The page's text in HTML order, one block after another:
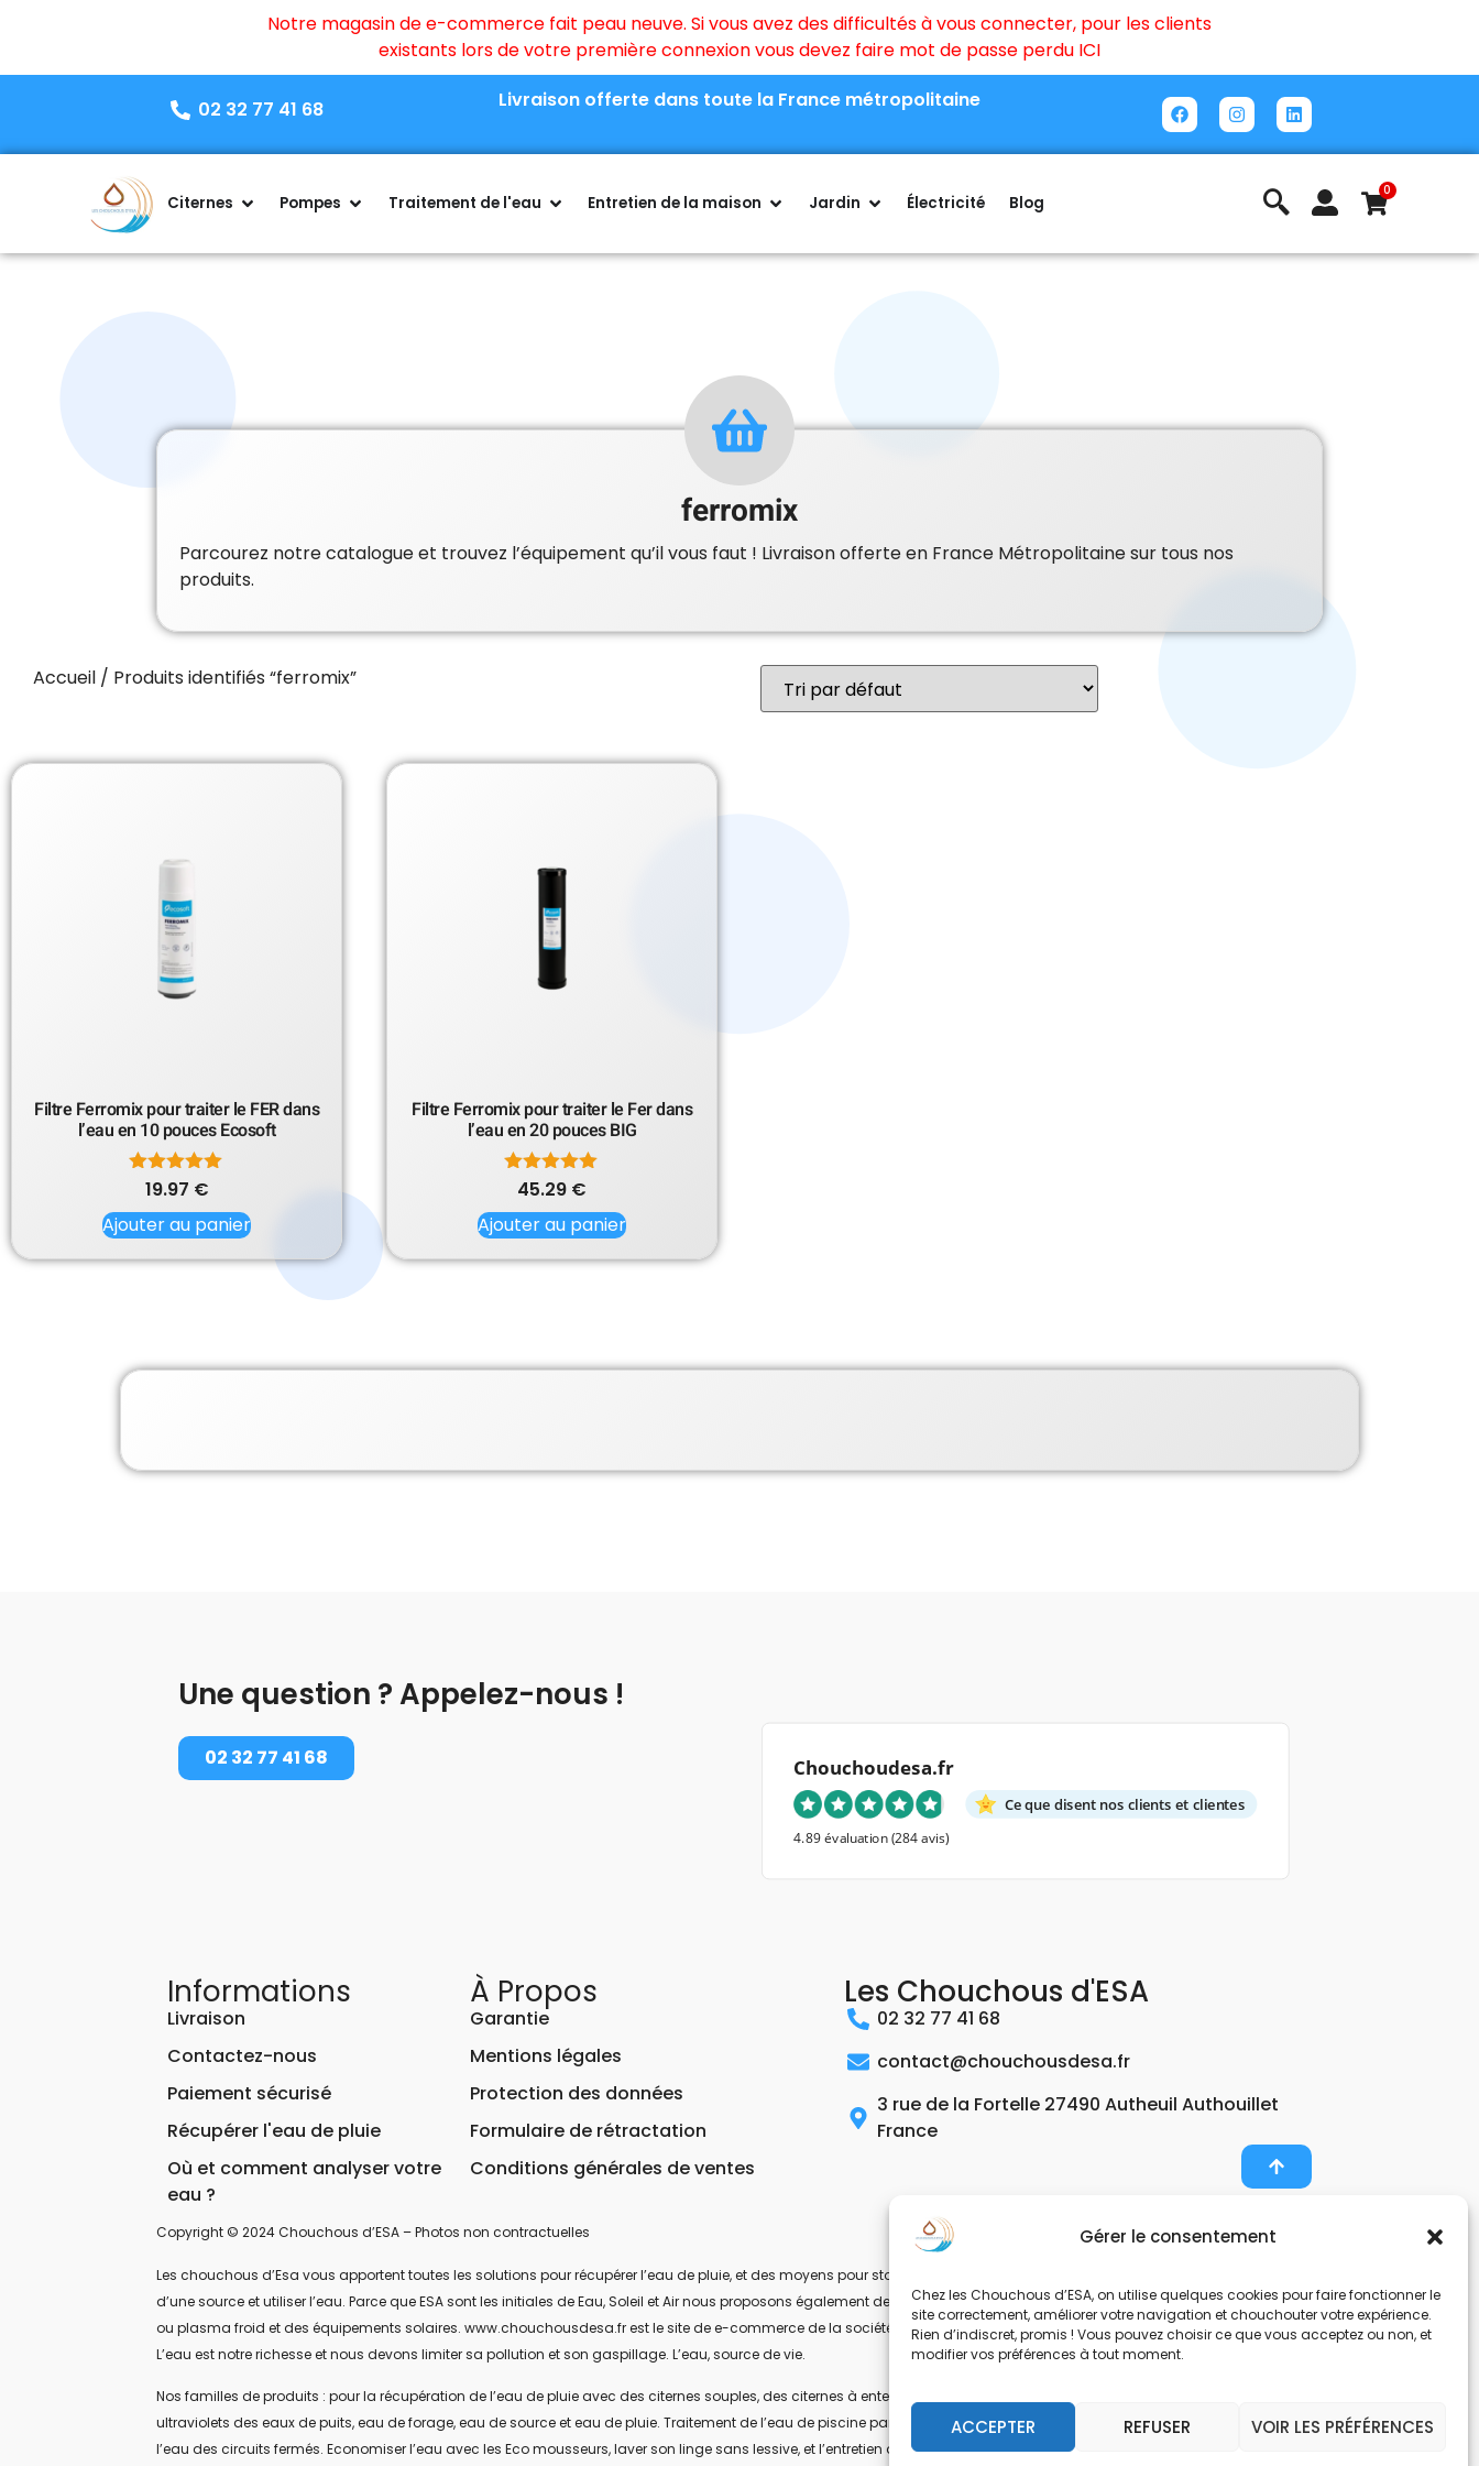
Gérer le consentement
Chez les Chouchous d’ESA, on utilise quelques cookies pour faire fonctionner le
site correctement, améliorer votre navigation et chouchouter votre expérience.
Rien d’indiscret, promis ! Vous pouvez choisir ce que vous acceptez ou non, et
modifier vos préférences à tout moment.
ACCEPTER REFUSER VOIR LES PRÉFÉRENCES
Notre magasin de e-commerce fait peau neuve. Si vous avez des difficultés à vous connecter, pour les clients
existants lors de votre première connexion vous devez faire mot de passe perdu ICI
02 32 77 41 68 Livraison offerte dans toute la France métropolitaine
Citernes Pompes Traitement de l'eau Entretien de la maison Jardin Électricité Blog
0
ferromix
Parcourez notre catalogue et trouvez l’équipement qu’il vous faut ! Livraison offerte en France Métropolitaine sur tous nos
produits.
Accueil / Produits identifiés “ferromix”
Filtre Ferromix pour traiter le FER dans
l’eau en 10 pouces Ecosoft
Note
sur 5
19.97 €
Ajouter au panier
Filtre Ferromix pour traiter le Fer dans
l’eau en 20 pouces BIG
Note
sur 5
45.29 €
Ajouter au panier
Une question ? Appelez-nous !
02 32 77 41 68 Chouchoudesa.fr
Ce que disent nos clients et clientes
4.89 évaluation(284 avis)
Informations
Livraison
Contactez-nous
Paiement sécurisé
Récupérer l'eau de pluie
Où et comment analyser votre
eau ?
À Propos
Garantie
Mentions légales
Protection des données
Formulaire de rétractation
Conditions générales de ventes
Les Chouchous d'ESA
02 32 77 41 68
contact@chouchousdesa.fr
3 rue de la Fortelle 27490 Autheuil Authouillet
France
Copyright © 2024 Chouchous d’ESA – Photos non contractuelles
Les chouchous d’Esa vous apportent toutes les solutions pour récupérer l’eau de pluie, et des moyens pour stocker, filtrer, traiter et potabiliser l’eau d’un forage, d’un puits ou
d’une source et utiliser l’eau. Parce que ESA sont les initiales de Eau, Soleil et Air nous proposons également des équipements pour décontaminer de l’air par photocatalyse
ou plasma froid et des équipements solaires. www.chouchousdesa.fr est le site de e-commerce de la société ESA Evolutions, une entreprise Normande au service de l’eau.
L’eau est notre richesse et nous devons limiter sa pollution et son gaspillage. L’eau, source de vie.
Nos familles de produits : pour la récupération de l’eau de pluie avec des citernes souples, des citernes à enterrer, ou des citernes hors sol. Filtration et potabilisation par
ultraviolets des eaux de puits, eau de forage, eau de source et eau de pluie. Traitement de l’eau de piscine par UV-C. Les pompes et gestionnaire d’eau. Anticalcaire, clarifier
l’eau des circuits fermés. Economiser l’eau avec les Eco mousseurs, laver son linge sans lessive, et l’entretien de la maison et de locaux avec des microfibres.